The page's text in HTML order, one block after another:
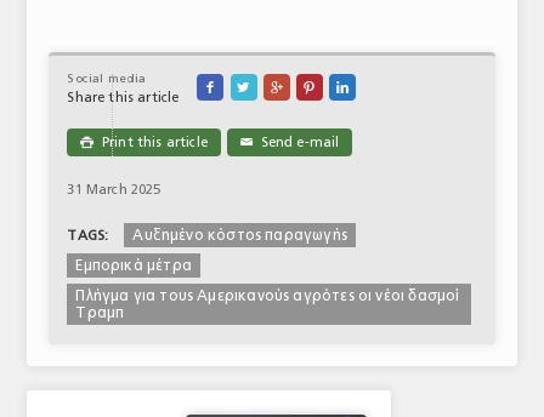
Social media
Share this article
    
 Print this article ✉ Send e-mail
31 March 2025
TAGS:
Αυξημένο κόστος παραγωγής
Εμπορικά μέτρα
Πλήγμα για τους Αμερικανούς αγρότες οι νέοι δασμοί
Τραμπ